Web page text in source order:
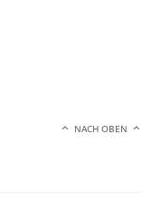
NACH OBEN